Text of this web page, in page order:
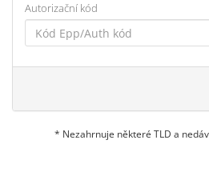
Autorizační kód
* Nezahrnuje některé TLD a